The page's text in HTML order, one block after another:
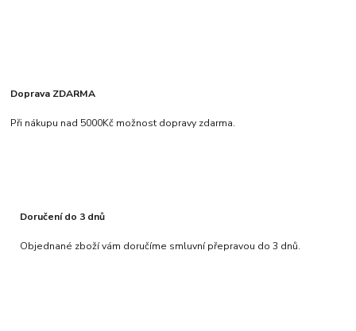
Doprava ZDARMA
Při nákupu nad 5000Kč možnost dopravy zdarma.
Doručení do 3 dnů
Objednané zboží vám doručíme smluvní přepravou do 3 dnů.